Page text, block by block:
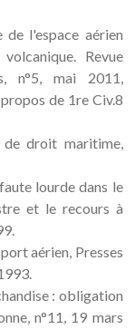
de l'espace aérien
Revue
n°5, mai 2011,
de 1re Civ.8
de droit maritime,
lourde dans le
et le recours à
aérien, Presses
: obligation
n°11, 19 mars